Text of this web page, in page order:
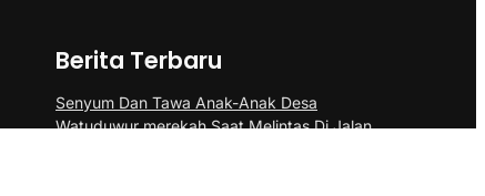
Berita Terbaru
Senyum Dan Tawa Anak-Anak Desa
Watuduwur merekah Saat Melintas Di Jalan